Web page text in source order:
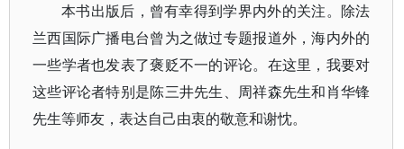
本书出版后，曾有幸得到学界内外的关注。除法
兰西国际广播电台曾为之做过专题报道外，海内外的
一些学者也发表了褒贬不一的评论。在这里，我要对
这些评论者特别是陈三井先生、周祥森先生和肖华锋
先生等师友，表达自己由衷的敬意和谢忱。